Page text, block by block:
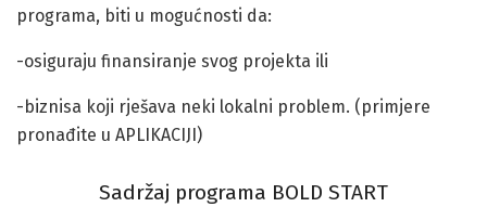
programa, biti u mogućnosti da:
-osiguraju finansiranje svog projekta ili
-biznisa koji rješava neki lokalni problem. (primjere
pronađite u APLIKACIJI)
Sadržaj programa BOLD START